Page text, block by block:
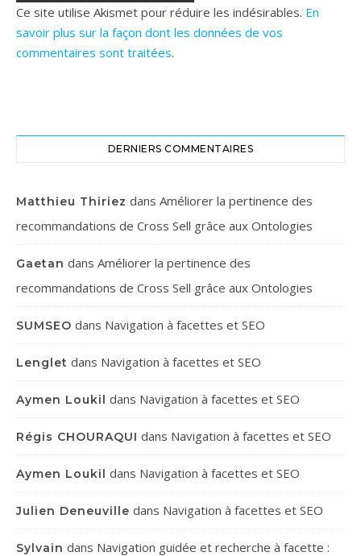
Ce site utilise Akismet pour réduire les indésirables. En
savoir plus sur la façon dont les données de vos
commentaires sont traitées.
DERNIERS COMMENTAIRES
Matthieu Thiriez dans Améliorer la pertinence des
recommandations de Cross Sell grâce aux Ontologies
Gaetan dans Améliorer la pertinence des
recommandations de Cross Sell grâce aux Ontologies
SUMSEO dans Navigation à facettes et SEO
Lenglet dans Navigation à facettes et SEO
Aymen Loukil dans Navigation à facettes et SEO
Régis CHOURAQUI dans Navigation à facettes et SEO
Aymen Loukil dans Navigation à facettes et SEO
Julien Deneuville dans Navigation à facettes et SEO
Sylvain dans Navigation guidée et recherche à facette :